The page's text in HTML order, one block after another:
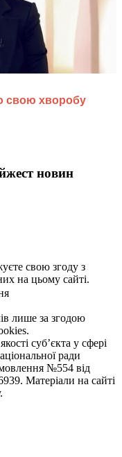
новин
свою згоду з
на цьому сайті.
лише за згодою
суб’єкта у сфері
ради
№554 від
Матеріали на сайті